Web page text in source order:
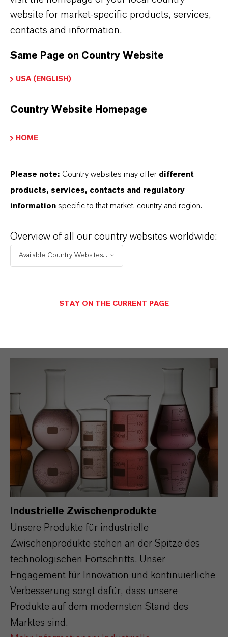
Weitere Industrien
LANXESS Colorant Additives Business bietet
Kunden in aller Welt eine breite Palette an
hochwertigen Farbmitteln. Herausragende
Industrielle Zwischenprodukte
Unsere Produkte für industrielle
Zwischenprodukte stehen an der Spitze des
technologischen Fortschritts. Unser
Engagement für Innovation und kontinuierliche
Verbesserung sorgt dafür, dass unsere
Produkte auf dem modernsten Stand des
Marktes sind.
website for market-specific products, services,
contacts and information.
Same Page on Country Website
USA (ENGLISH)
Country Website Homepage
HOME
Please note: Country websites may offer different
products, services, contacts and regulatory
information specific to that market, country and region.
Overview of all our country websites worldwide:
Available Country Websites...
STAY ON THE CURRENT PAGE